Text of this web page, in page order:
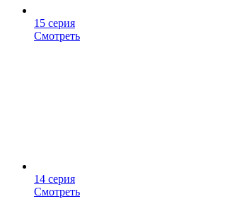
15 серия
Смотреть
14 серия
Смотреть